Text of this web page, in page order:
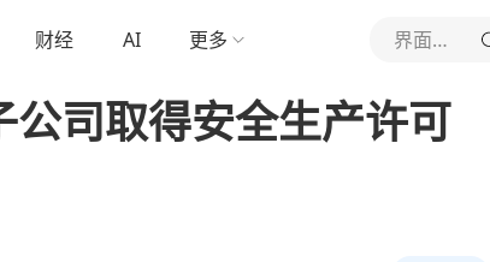
财经 AI 更多 界面新闻
司取得安全生产许可